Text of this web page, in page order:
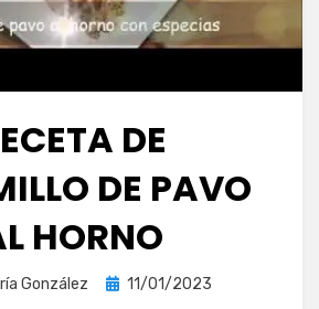
DE
DE PAVO
HORNO
González
Publicada
11/01/2023